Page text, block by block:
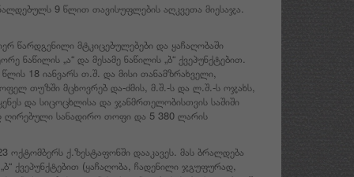
9 წლით თავისუფლების აღკვეთა მიესაჯა.
წარდგენილი მტკიცებულებები და ყაჩაღობაში
„ა“ და მესამე ნაწილის „ბ“ ქვეპუნქტებით.
18 იანვარს თ.შ. და მისი თანამზრახველი,
თუზში მცხოვრებ და-ძმის, მ.შ.-ს და ლ.შ.-ს ოჯახს,
და სიცოცხლისა და ჯანმრთელობისთვის საშიში
სანადირო თოფი და 5 380 ლარის
ქ.ზესტაფონში დააკავეს. მას ბრალდება
ქვეპუნქტებით (ყაჩაღობა, ჩადენილი ჯგუფურად,